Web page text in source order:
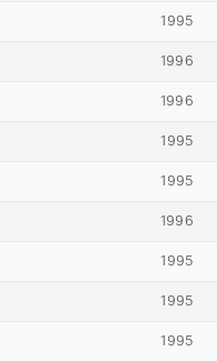
1995
1996
1996
1995
1995
1996
1995
1995
1995